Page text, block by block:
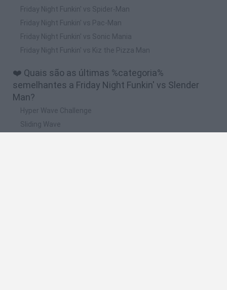
Friday Night Funkin' vs Spider-Man
Friday Night Funkin' vs Pac-Man
Friday Night Funkin' vs Sonic Mania
Friday Night Funkin' vs Kiz the Pizza Man
❤️ Quais são as últimas %categoria%
semelhantes a Friday Night Funkin' vs Slender
Man?
Hyper Wave Challenge
Sliding Wave